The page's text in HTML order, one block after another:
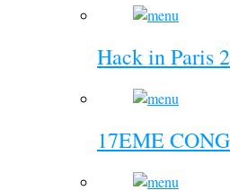
Hack in Paris
17EME